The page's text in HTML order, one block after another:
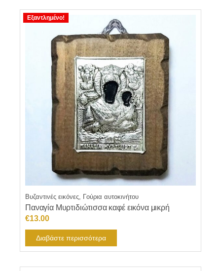
Εξαντλημένο!
Βυζαντινές εικόνες, Γούρια αυτοκινήτου
Παναγία Μυρτιδιώτισσα καφέ εικόνα μικρή
€13.00
Διαβάστε περισσότερα